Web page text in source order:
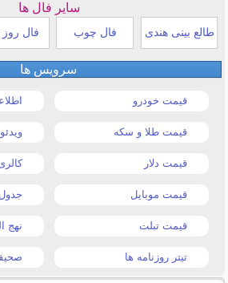
سایر فال ها
طالع بینی هندی فال چوب فال روز
سرویس ها
قیمت خودرو
قیمت طلا و سکه
قیمت دلار
قیمت موبایل
قیمت تبلت نهج
تیتر روزنامه ها